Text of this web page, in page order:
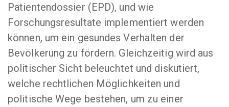
Patientendossier (EPD), und wie
Forschungsresultate implementiert werden
können, um ein gesundes Verhalten der
Bevölkerung zu fördern. Gleichzeitig wird aus
politischer Sicht beleuchtet und diskutiert,
welche rechtlichen Möglichkeiten und
politische Wege bestehen, um zu einer